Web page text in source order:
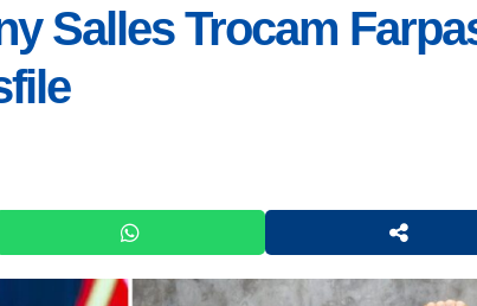
Salles Trocam